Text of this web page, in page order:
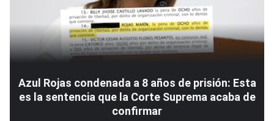
Azul Rojas condenada a 8 años de prisión: Esta
es la sentencia que la Corte Suprema acaba de
confirmar